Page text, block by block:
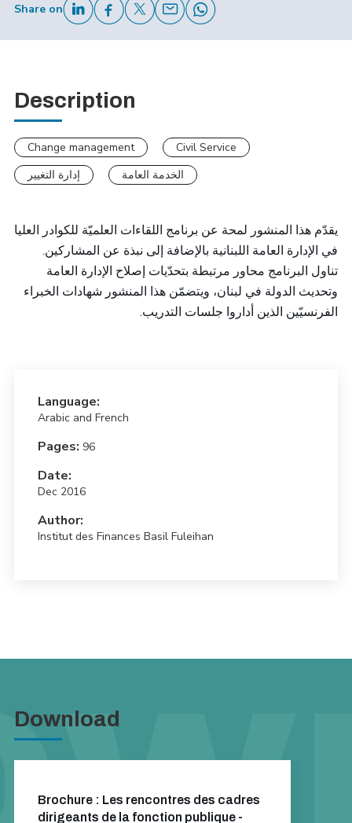
Share on
Description
Change management
Civil Service
إدارة التغيير
الخدمة العامة
يقدّم هذا المنشور لمحة عن برنامج اللقاءات العلميّة للكوادر العليا
في الإدارة العامة اللبنانية بالإضافة إلى نبذة عن المشاركين.
تناول البرنامج محاور مرتبطة بتحدّيات إصلاح الإدارة العامة
وتحديث الدولة في لبنان، ويتضمّن هذا المنشور شهادات الخبراء
الفرنسيّين الذين أداروا جلسات التدريب.
Language:
Arabic and French
Pages: 96
Date:
Dec 2016
Author:
Institut des Finances Basil Fuleihan
Download
Brochure : Les rencontres des cadres
dirigeants de la fonction publique -